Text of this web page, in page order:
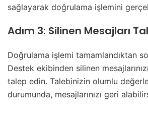
sağlayarak doğrulama işlemini
Adım 3: Silinen Mesajları
Doğrulama işlemi tamamlandıktan
Destek ekibinden silinen
talep edin. Talebinizin olumlu
durumunda, mesajlarınızı geri